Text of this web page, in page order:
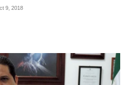
9, 2018